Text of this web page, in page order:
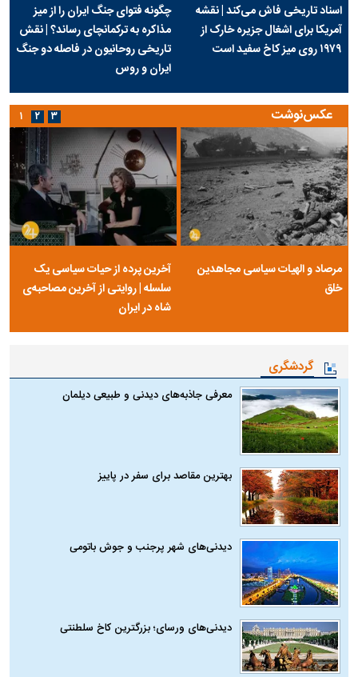
اسناد تاریخی فاش می‌کند | نقشه
آمریکا برای اشغال جزیره خارک از
۱۹۷۹ روی میز کاخ سفید است
چگونه فتوای جنگ ایران را از میز
مذاکره به ترکمانچای رساند؟ | نقش
تاریخی روحانیون در فاصله دو جنگ
ایران و روس
عکس‌نوشت
مرصاد و الهیات سیاسی مجاهدین
خلق
آخرین پرده از حیات سیاسی یک
سلسله | روایتی از آخرین مصاحبه‌ی
شاه در ایران
۱ ۲ ۳
گردشگری
معرفی جاذبه‌های دیدنی و طبیعی دیلمان
بهترین مقاصد برای سفر در پاییز
دیدنی‌های شهر پرجنب و جوش باتومی
دیدنی‌های ورسای؛ بزرگترین کاخ سلطنتی